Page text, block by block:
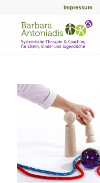
Impressum